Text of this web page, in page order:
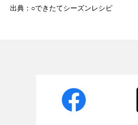
出典：○できたてシーズンレシピ